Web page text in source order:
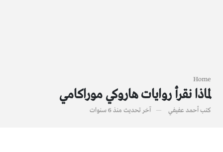
Home
لماذا نقرأ روايات هاروكي موراكامي
كتبأحمد عفيفي آخر تحديث منذ 6 سنوات